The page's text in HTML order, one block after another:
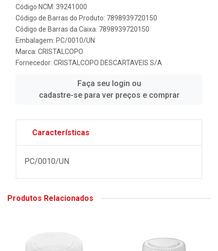
Código NCM: 39241000
Código de Barras do Produto: 7898939720150
Código de Barras da Caixa: 7898939720150
Embalagem: PC/0010/UN
Marca: CRISTALCOPO
Fornecedor: CRISTALCOPO DESCARTAVEIS S/A
Faça seu login ou
cadastre-se para ver preços e comprar
Características
PC/0010/UN
Produtos Relacionados